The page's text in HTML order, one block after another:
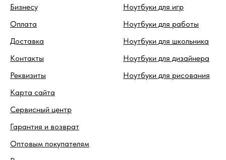
Бизнесу
Оплата
Доставка
Контакты
Реквизиты
Карта сайта
Сервисный центр
Гарантия и возврат
Оптовым покупателям
Ноутбуки для игр
Ноутбуки для работы
Ноутбуки для школьника
Ноутбуки для дизайнера
Ноутбуки для рисования